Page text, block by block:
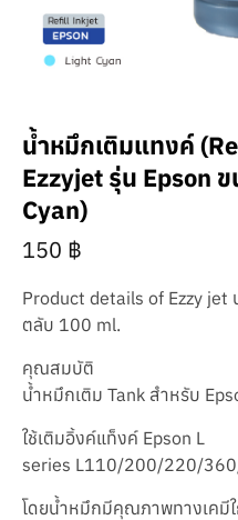
น้ำหมึกเติมแทงค์
Ezzyjet รุ่น Epson
Cyan)
150 ฿
Product details of Ezzy jet
ตลับ 100 ml.
คุณสมบัติ
น้ำหมึกเติม Tank สำหรับ
ใช้เติมอิ้งค์แท็งค์ Epson L
series L110/200/220/
โดยน้ำหมึกมีคุณภาพทางเคมี